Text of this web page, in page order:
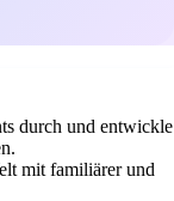
durch und entwickle
mit familiärer und